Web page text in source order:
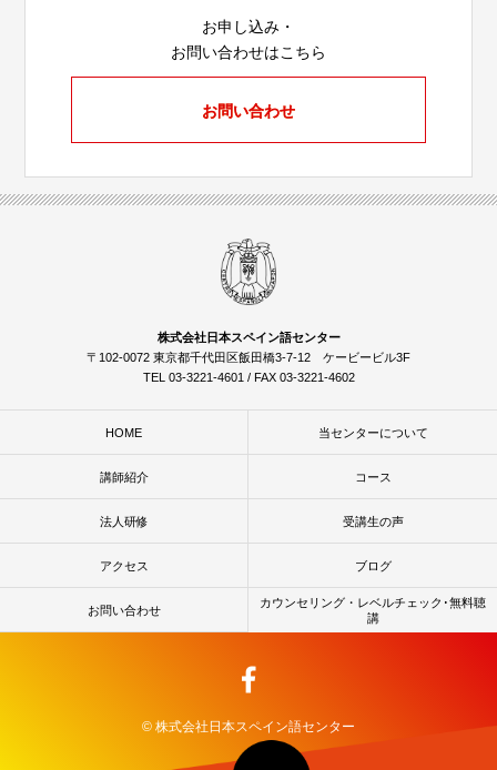
お申し込み・
お問い合わせはこちら
お問い合わせ
株式会社日本スペイン語センター
〒102-0072 東京都千代田区飯田橋3-7-12 ケービービル3F
TEL 03-3221-4601 / FAX 03-3221-4602
HOME 当センターについて
講師紹介 コース
法人研修 受講生の声
アクセス ブログ
お問い合わせ
カウンセリング・レベルチェック･無料聴
講
© 株式会社日本スペイン語センター